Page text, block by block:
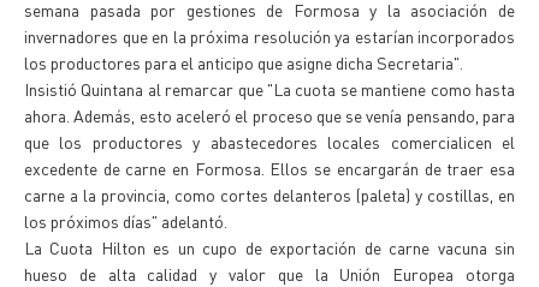
semana pasada por gestiones de Formosa y la asociación de
invernadores que en la próxima resolución ya estarían incorporados
los productores para el anticipo que asigne dicha Secretaria".
Insistió Quintana al remarcar que "La cuota se mantiene como hasta
ahora. Además, esto aceleró el proceso que se venía pensando, para
que los productores y abastecedores locales comercialicen el
excedente de carne en Formosa. Ellos se encargarán de traer esa
carne a la provincia, como cortes delanteros (paleta) y costillas, en
los próximos días" adelantó.
La Cuota Hilton es un cupo de exportación de carne vacuna sin
hueso de alta calidad y valor que la Unión Europea otorga